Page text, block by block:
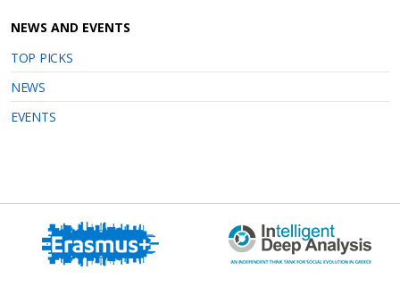
NEWS AND EVENTS
TOP PICKS
NEWS
EVENTS